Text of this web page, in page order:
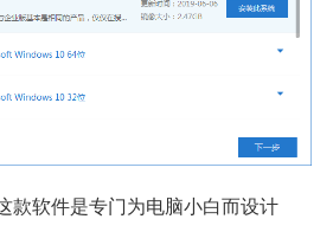
款软件是专门为电脑小白而设计